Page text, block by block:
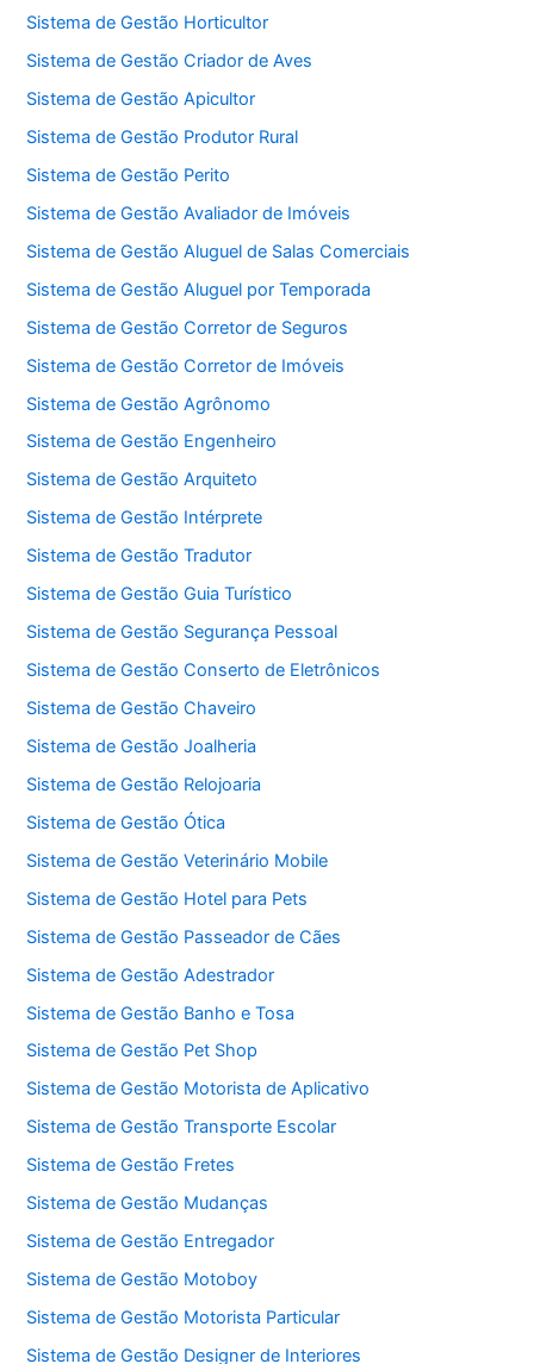
Sistema de Gestão Horticultor
Sistema de Gestão Criador de Aves
Sistema de Gestão Apicultor
Sistema de Gestão Produtor Rural
Sistema de Gestão Perito
Sistema de Gestão Avaliador de Imóveis
Sistema de Gestão Aluguel de Salas Comerciais
Sistema de Gestão Aluguel por Temporada
Sistema de Gestão Corretor de Seguros
Sistema de Gestão Corretor de Imóveis
Sistema de Gestão Agrônomo
Sistema de Gestão Engenheiro
Sistema de Gestão Arquiteto
Sistema de Gestão Intérprete
Sistema de Gestão Tradutor
Sistema de Gestão Guia Turístico
Sistema de Gestão Segurança Pessoal
Sistema de Gestão Conserto de Eletrônicos
Sistema de Gestão Chaveiro
Sistema de Gestão Joalheria
Sistema de Gestão Relojoaria
Sistema de Gestão Ótica
Sistema de Gestão Veterinário Mobile
Sistema de Gestão Hotel para Pets
Sistema de Gestão Passeador de Cães
Sistema de Gestão Adestrador
Sistema de Gestão Banho e Tosa
Sistema de Gestão Pet Shop
Sistema de Gestão Motorista de Aplicativo
Sistema de Gestão Transporte Escolar
Sistema de Gestão Fretes
Sistema de Gestão Mudanças
Sistema de Gestão Entregador
Sistema de Gestão Motoboy
Sistema de Gestão Motorista Particular
Sistema de Gestão Designer de Interiores